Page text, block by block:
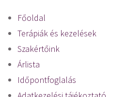
Főoldal
Terápiák és kezelések
Szakértőink
Árlista
Időpontfoglalás